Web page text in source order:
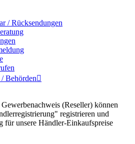
/ Rücksendungen
Behörden
(Reseller) können
registrieren und
für unsere Händler-Einkaufspreise